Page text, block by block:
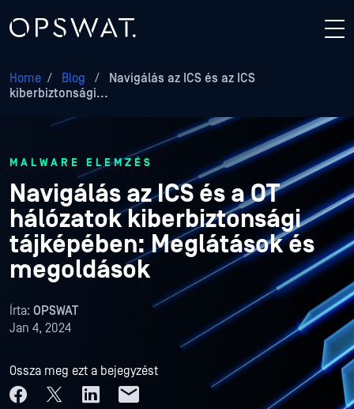
Home / Blog /
Navigálás az ICS és az ICS
kiberbiztonsági...
MALWARE ELEMZÉS
Navigálás az ICS és a OT
hálózatok kiberbiztonsági
tájképében: Meglátások és
megoldások
Írta: OPSWAT
Jan 4, 2024
Ossza meg ezt a bejegyzést